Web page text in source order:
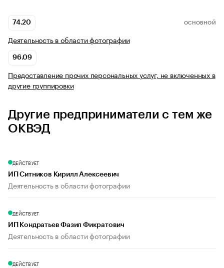
74.20 ОСНОВНОЙ
Деятельность в области фотографии
96.09
Предоставление прочих персональных услуг, не включенных в
другие группировки
Другие предприниматели с тем же
ОКВЭД
ДЕЙСТВУЕТ
ИП Ситников Кирилл Алексеевич
Деятельность в области фотографии
ДЕЙСТВУЕТ
ИП Кондратьев Фазил Фикратович
Деятельность в области фотографии
ДЕЙСТВУЕТ